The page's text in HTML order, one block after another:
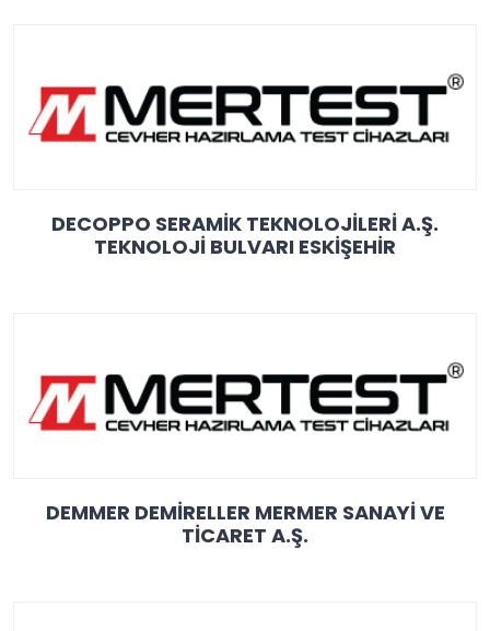
DECOPPO SERAMİK TEKNOLOJİLERİ A.Ş.
TEKNOLOJİ BULVARI ESKİŞEHİR
DEMMER DEMİRELLER MERMER SANAYİ VE
TİCARET A.Ş.